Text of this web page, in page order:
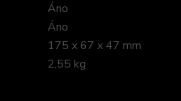
Áno
Áno
175 x 67 x 47 mm
2,55 kg